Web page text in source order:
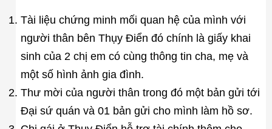
Tài liệu chứng minh mối quan hệ của mình với
người thân bên Thụy Điển đó chính là giấy khai
sinh của 2 chị em có cùng thông tin cha, mẹ và
một số hình ảnh gia đình.
Thư mời của người thân trong đó một bản gửi tới
Đại sứ quán và 01 bản gửi cho mình làm hồ sơ.